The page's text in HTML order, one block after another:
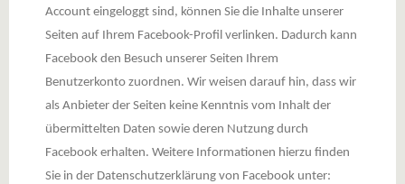
Account eingeloggt sind, können Sie die Inhalte unserer
Seiten auf Ihrem Facebook-Profil verlinken. Dadurch kann
Facebook den Besuch unserer Seiten Ihrem
Benutzerkonto zuordnen. Wir weisen darauf hin, dass wir
als Anbieter der Seiten keine Kenntnis vom Inhalt der
übermittelten Daten sowie deren Nutzung durch
Facebook erhalten. Weitere Informationen hierzu finden
Sie in der Datenschutzerklärung von Facebook unter: